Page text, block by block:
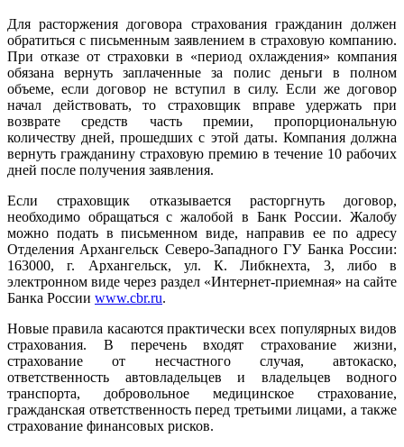
Для расторжения договора страхования гражданин должен
обратиться с письменным заявлением в страховую компанию.
При отказе от страховки в «период охлаждения» компания
обязана вернуть заплаченные за полис деньги в полном
объеме, если договор не вступил в силу. Если же договор
начал действовать, то страховщик вправе удержать при
возврате средств часть премии, пропорциональную
количеству дней, прошедших с этой даты. Компания должна
вернуть гражданину страховую премию в течение 10 рабочих
дней после получения заявления.
Если страховщик отказывается расторгнуть договор,
необходимо обращаться с жалобой в Банк России. Жалобу
можно подать в письменном виде, направив ее по адресу
Отделения Архангельск Северо-Западного ГУ Банка России:
163000, г. Архангельск, ул. К. Либкнехта, 3, либо в
электронном виде через раздел «Интернет-приемная» на сайте
Банка России www.cbr.ru.
Новые правила касаются практически всех популярных видов
страхования. В перечень входят страхование жизни,
страхование от несчастного случая, автокаско,
ответственность автовладельцев и владельцев водного
транспорта, добровольное медицинское страхование,
гражданская ответственность перед третьими лицами, а также
страхование финансовых рисков.